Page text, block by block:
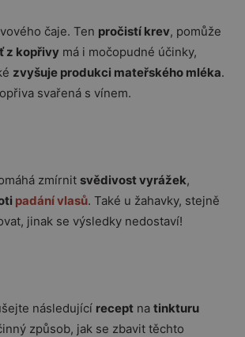
čaje. Ten pročistí krev, pomůže
z kopřivy má i močopudné účinky,
zvyšuje produkci mateřského mléka.
svařená s vínem.
zmírnit svědivost vyrážek,
padání vlasů. Také u žahavky, stejně
jinak se výsledky nedostaví!
následující recept na tinkturu
způsob, jak se zbavit těchto